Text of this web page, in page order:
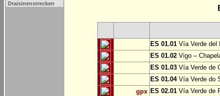
Draisinenstrecken
ES 01.01 Vía Verde del
ES 01.02 Vigo –
ES 01.03 Vía Verde de
ES 01.04Vía Verde do
gpx ES 02.01 Vía Verde de